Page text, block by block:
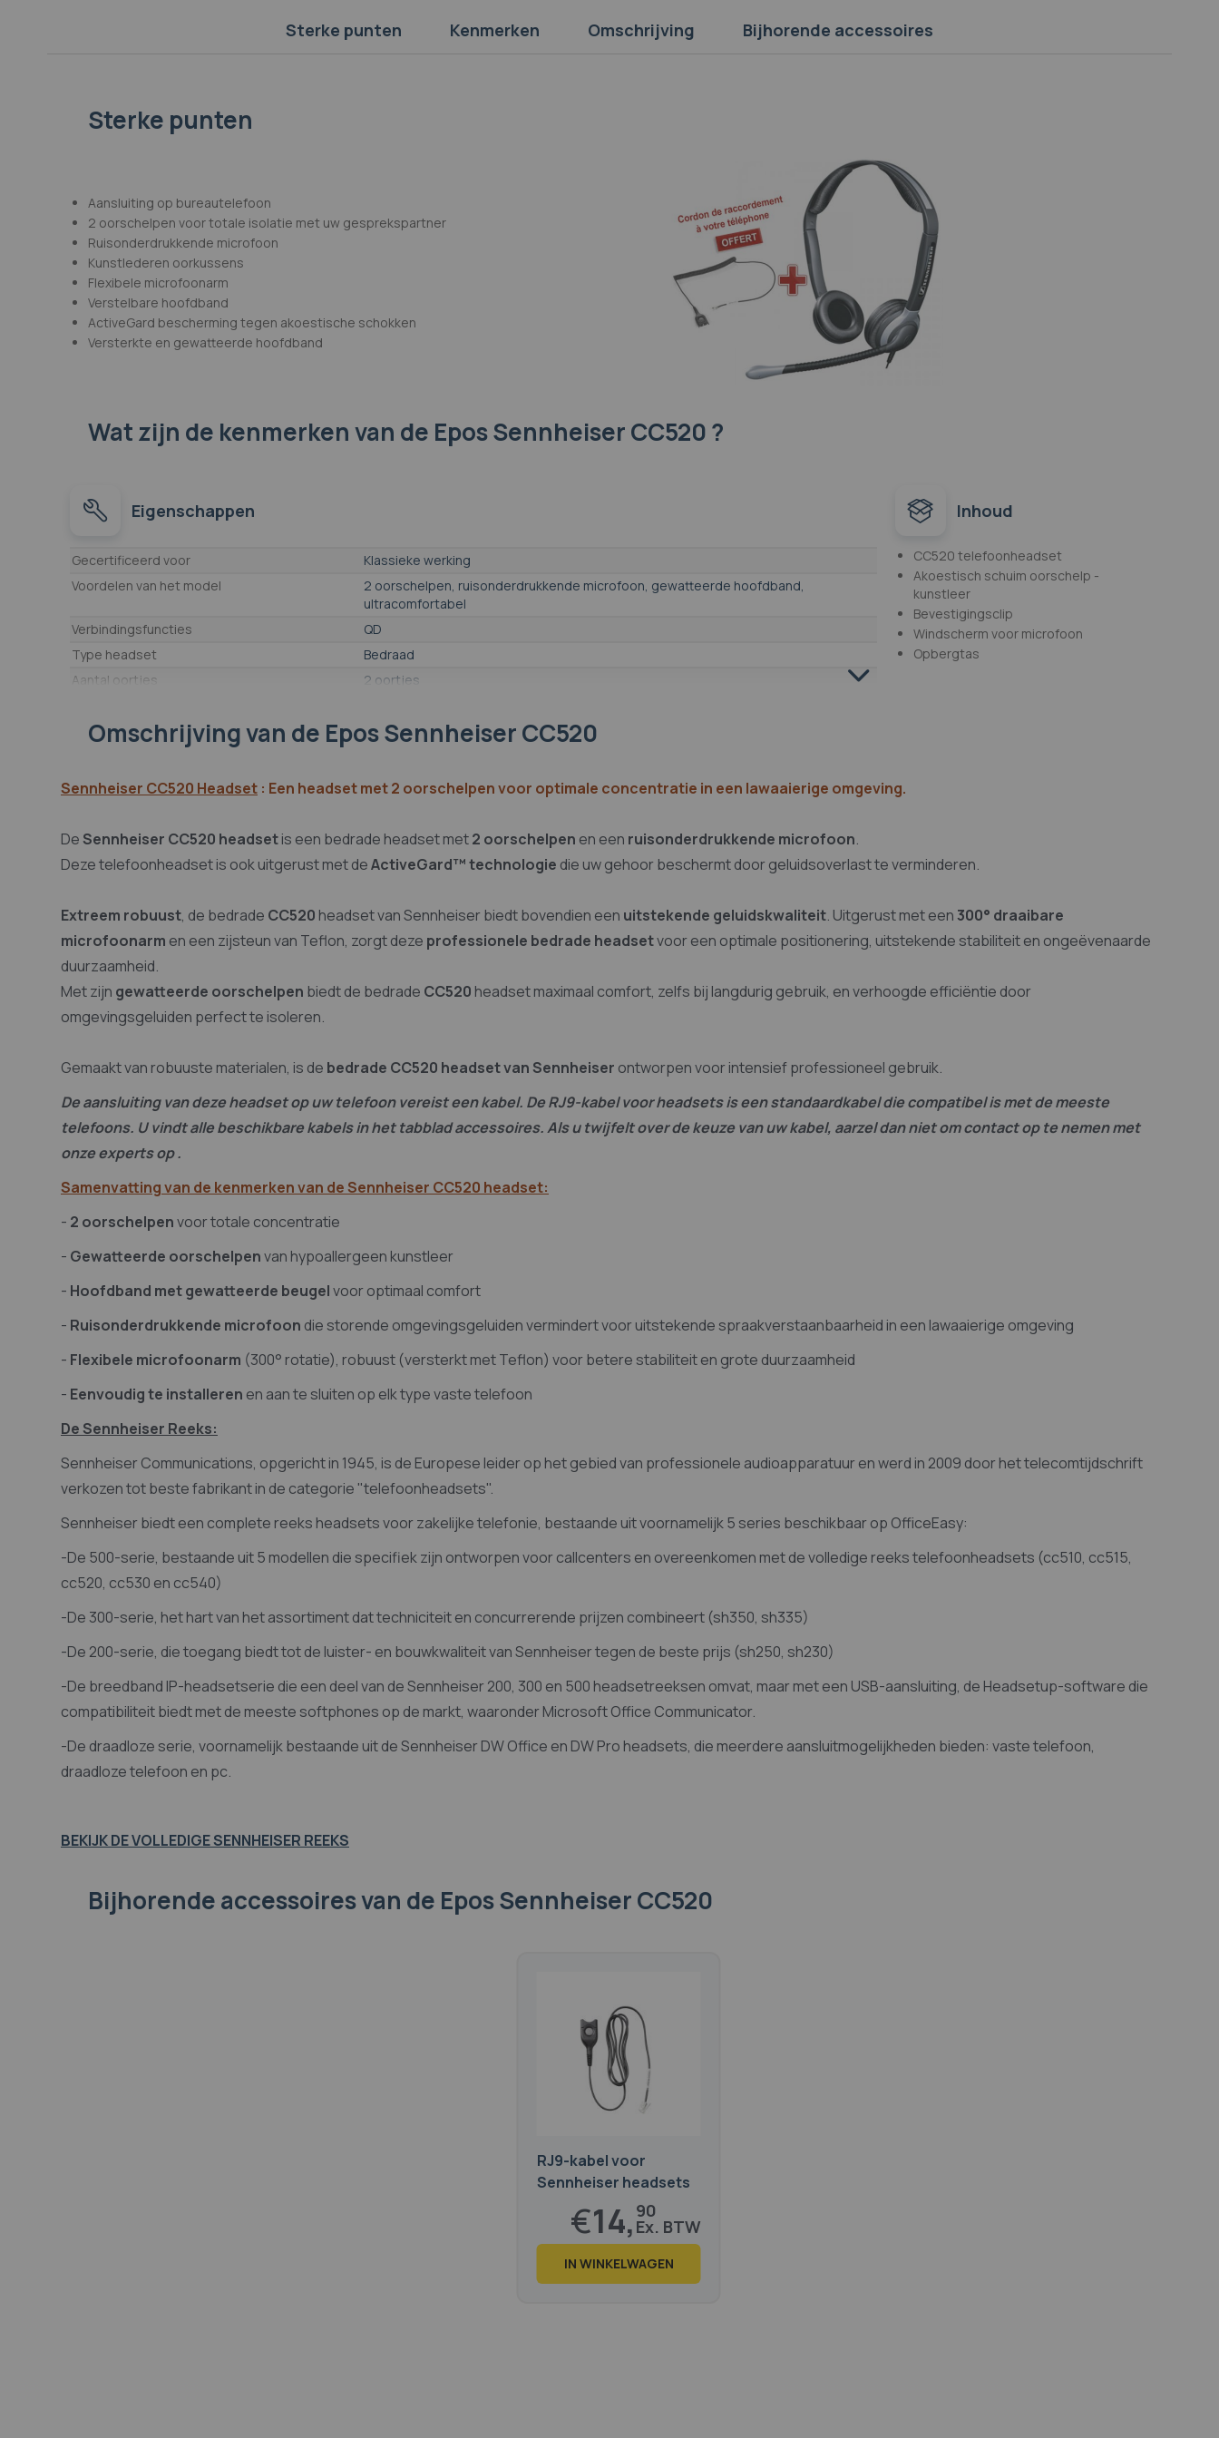
Sterke punten Kenmerken Omschrijving Bijhorende accessoires
Sterke punten
Aansluiting op bureautelefoon
2 oorschelpen voor totale isolatie met uw gesprekspartner
Ruisonderdrukkende microfoon
Kunstlederen oorkussens
Flexibele microfoonarm
Verstelbare hoofdband
ActiveGard bescherming tegen akoestische schokken
Versterkte en gewatteerde hoofdband
Wat zijn de kenmerkenvan de Epos Sennheiser CC520 ?
Eigenschappen
Eigenschappen
Gecertificeerd voor
Klassieke werking
Voordelen van het model
2 oorschelpen, ruisonderdrukkende microfoon, gewatteerde hoofdband,
ultracomfortabel
Verbindingsfuncties
QD
Type headset
Bedraad
Aantal oortjes
2 oortjes
Type headset
Headset met hoofdband
Gebruik
Intensief
Gehoorbescherming
ActiveGard-technologie
Compatibele Push-to-Talk
Nee (Teams, Zello, Zebra)
Bluetooth
Nee
Breedbandgeluid (VoIP)
Nee
Controlelampje oproep
Geoptimaliseerd voor Zoom / Skype / Teams
Nee
Snel ontkoppelen
Microfoon
Standaard microfoonarm
omgevingsgeluid
Opvouwbare headset, makkelijk opbergen
Nee
Assortiment van de fabrikant
Inhoud
CC520 telefoonheadset
Akoestisch schuim oorschelp -
kunstleer
Bevestigingsclip
Windscherm voor microfoon
Opbergtas
Omschrijvingvan de Epos Sennheiser CC520
Sennheiser CC520 Headset : Een headset met 2 oorschelpen voor optimale concentratie in een lawaaierige omgeving.
DeSennheiser CC520 headsetis een bedrade headset met2 oorschelpen en een ruisonderdrukkende microfoon.
Deze telefoonheadset is ook uitgerust met deActiveGard™ technologie die uw gehoor beschermt door geluidsoverlast te verminderen.
Extreem robuust, de bedrade CC520 headset van Sennheiser biedt bovendien een uitstekende geluidskwaliteit. Uitgerust met een300° draaibare
microfoonarm en een zijsteun van Teflon, zorgt deze professionele bedrade headsetvoor een optimale positionering, uitstekende stabiliteit en ongeëvenaarde
duurzaamheid.
Met zijn gewatteerde oorschelpen biedt de bedrade CC520 headset maximaal comfort, zelfs bij langdurig gebruik, en verhoogde efficiëntie door
omgevingsgeluiden perfect te isoleren.
Gemaakt van robuuste materialen, is de bedrade CC520 headset van Sennheiser ontworpen voor intensief professioneel gebruik.
De aansluiting van deze headset op uw telefoon vereist een kabel. De RJ9-kabel voor headsets is een standaardkabel die compatibel is met de meeste
telefoons. U vindt alle beschikbare kabels in het tabblad accessoires. Als u twijfelt over de keuze van uw kabel, aarzel dan niet om contact op te nemen met
onze experts op .
Samenvatting van de kenmerken van de Sennheiser CC520 headset:
- 2 oorschelpenvoor totale concentratie
- Gewatteerde oorschelpenvan hypoallergeen kunstleer
- Hoofdband met gewatteerde beugelvoor optimaal comfort
- Ruisonderdrukkende microfoon die storende omgevingsgeluiden vermindert voor uitstekende spraakverstaanbaarheid in een lawaaierige omgeving
- Flexibele microfoonarm (300° rotatie), robuust (versterkt met Teflon) voor betere stabiliteit en grote duurzaamheid
- Eenvoudig te installeren en aan te sluiten op elk type vaste telefoon
De Sennheiser Reeks:
Sennheiser Communications, opgericht in 1945, is de Europese leider op het gebied van professionele audioapparatuur en werd in 2009 door het telecomtijdschrift
verkozen tot beste fabrikant in de categorie "telefoonheadsets".
Sennheiser biedt een complete reeks headsets voor zakelijke telefonie, bestaande uit voornamelijk 5 series beschikbaar op OfficeEasy:
-De 500-serie, bestaande uit 5 modellen die specifiek zijn ontworpen voor callcenters en overeenkomen met de volledige reeks telefoonheadsets (cc510, cc515,
cc520, cc530 en cc540)
-De 300-serie, het hart van het assortiment dat techniciteit en concurrerende prijzen combineert (sh350, sh335)
-De 200-serie, die toegang biedt tot de luister- en bouwkwaliteit van Sennheiser tegen de beste prijs (sh250, sh230)
-De breedband IP-headsetserie die een deel van de Sennheiser 200, 300 en 500 headsetreeksen omvat, maar met een USB-aansluiting, de Headsetup-software die
compatibiliteit biedt met de meeste softphones op de markt, waaronder Microsoft Office Communicator.
-De draadloze serie, voornamelijk bestaande uit de Sennheiser DW Office en DW Pro headsets, die meerdere aansluitmogelijkheden bieden: vaste telefoon,
draadloze telefoon en pc.
BEKIJK DE VOLLEDIGE SENNHEISER REEKS
Bijhorende accessoiresvan de Epos Sennheiser CC520
RJ9-kabel voor
Sennheiser headsets
(CSTD01-1)
€14, 90
€18,
IN WINKELWAGEN